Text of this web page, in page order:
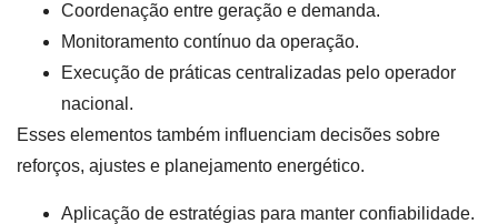
Coordenação entre geração e demanda.
Monitoramento contínuo da operação.
Execução de práticas centralizadas pelo operador
nacional.
Esses elementos também influenciam decisões sobre
reforços, ajustes e planejamento energético.
Aplicação de estratégias para manter confiabilidade.